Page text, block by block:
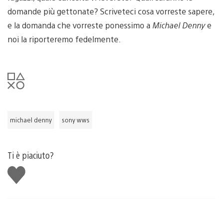
domande più gettonate? Scriveteci cosa vorreste sapere,
e la domanda che vorreste ponessimo a Michael Dennye
noi la riporteremo fedelmente.
michael denny sony wws
Ti è piaciuto?
Mi
piace